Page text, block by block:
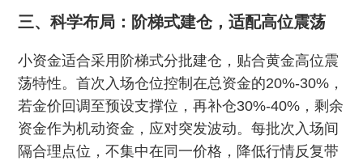
三、科学布局：阶梯式建仓，适配高位震荡
小资金适合采用阶梯式分批建仓，贴合黄金高位震
荡特性。首次入场仓位控制在总资金的20%-30%，
若金价回调至预设支撑位，再补仓30%-40%，剩余
资金作为机动资金，应对突发波动。每批次入场间
隔合理点位，不集中在同一价格，降低行情反复带